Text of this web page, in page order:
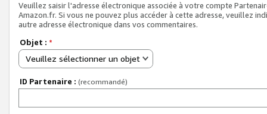
Veuillez saisir l'adresse électronique associée à votre compte
Amazon.fr. Si vous ne pouvez plus accéder à cette adresse, veuillez
autre adresse électronique dans vos commentaires.
Objet : *
Veuillez sélectionner un objet
ID Partenaire : (recommandé)